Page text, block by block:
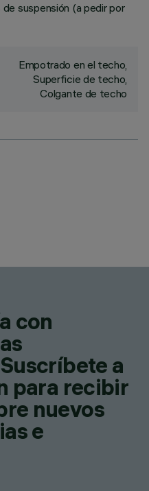
suspensión (a pedir por
Empotrado en el techo,
Superficie de techo,
Colgante de techo
con
a
para recibir
nuevos
e